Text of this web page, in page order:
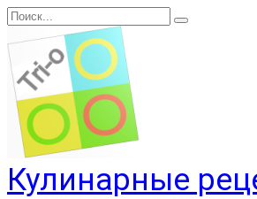
Перейти
к
содержанию
Search
for:
Кулинарные